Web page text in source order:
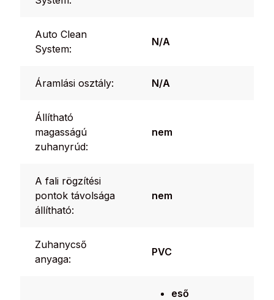
Auto Clean
System:
N/A
Áramlási osztály: N/A
Állítható
magasságú
zuhanyrúd:
nem
A fali rögzítési
pontok távolsága
állítható:
nem
Zuhanycső
anyaga:
PVC
eső